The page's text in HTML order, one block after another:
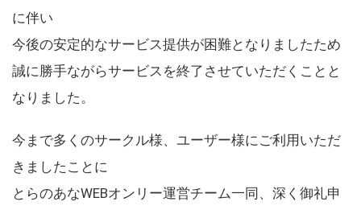
に伴い
今後の安定的なサービス提供が困難となりましたため
誠に勝手ながらサービスを終了させていただくことと
なりました。
今まで多くのサークル様、ユーザー様にご利用いただ
きましたことに
とらのあなWEBオンリー運営チーム一同、深く御礼申